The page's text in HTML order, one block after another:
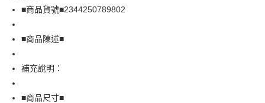
Apple Pay
街口支付
全盈+PAY
AFTEE先享後付
■商品貨號■2344250789802
■商品陳述■
補充說明：
■商品尺寸■